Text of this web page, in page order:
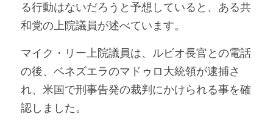
る行動はないだろうと予想していると、ある共
和党の上院議員が述べています。
マイク・リー上院議員は、ルビオ長官との電話
の後、ベネズエラのマドゥロ大統領が逮捕さ
れ、米国で刑事告発の裁判にかけられる事を確
認しました。